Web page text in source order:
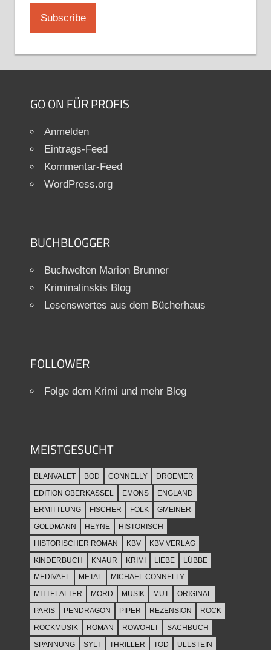
GO ON FÜR PROFIS
Anmelden
Eintrags-Feed
Kommentar-Feed
WordPress.org
BUCHBLOGGER
Buchwelten Marion Brunner
Kriminalinskis Blog
Lesenswertes aus dem Bücherhaus
FOLLOWER
Folge dem Krimi und mehr Blog
MEISTGESUCHT
BLANVALET BOD CONNELLY
DROEMER
EDITION OBERKASSEL
EMONS
ENGLAND
ERMITTLUNG
FISCHER FOLK
GMEINER
GOLDMANN
HEYNE
HISTORISCH
HISTORISCHER ROMAN
KBV
KBV VERLAG
KINDERBUCH
KNAUR KRIMI LIEBE
LÜBBE
MEDIVAEL
METAL
MICHAEL CONNELLY
MITTELALTER
MORD MUSIK MUT
ORIGINAL
PARIS
PENDRAGON PIPER REZENSION
ROCK
ROCKMUSIK
ROMAN ROWOHLT
SACHBUCH
SPANNUNG
SYLT THRILLER TOD ULLSTEIN